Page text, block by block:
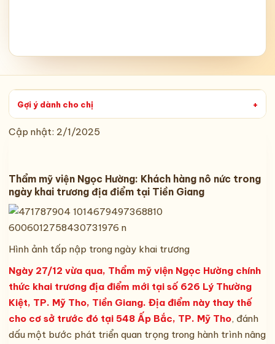
Gợi ý dành cho chị +
Cập nhật: 2/1/2025
Thẩm mỹ viện Ngọc Hường: Khách hàng nô nức trong
ngày khai trương địa điểm tại Tiền Giang
Hình ảnh tấp nập trong ngày khai trương
Ngày 27/12 vừa qua, Thẩm mỹ viện Ngọc Hường chính
thức khai trương địa điểm mới tại số 626 Lý Thường
Kiệt, TP. Mỹ Tho, Tiền Giang. Địa điểm này thay thế
cho cơ sở trước đó tại 548 Ấp Bắc, TP. Mỹ Tho, đánh
dấu một bước phát triển quan trọng trong hành trình nâng